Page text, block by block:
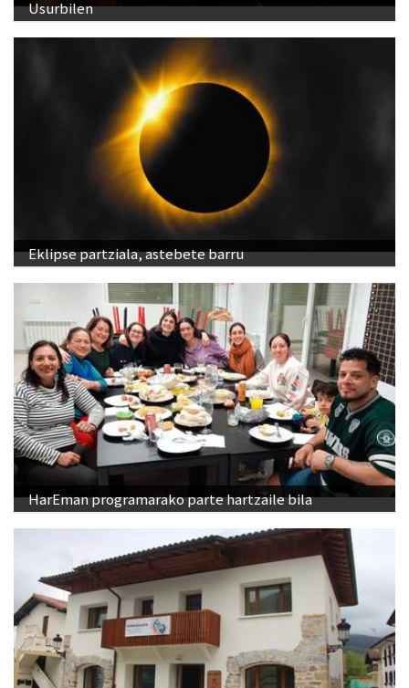
Usurbilen
Eklipse partziala, astebete barru
HarEman programarako parte hartzaile bila